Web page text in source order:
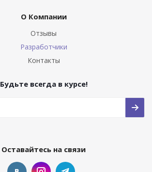
О Компании
Отзывы
Разработчики
Контакты
Будьте всегда в курсе!
Оставайтесь на связи